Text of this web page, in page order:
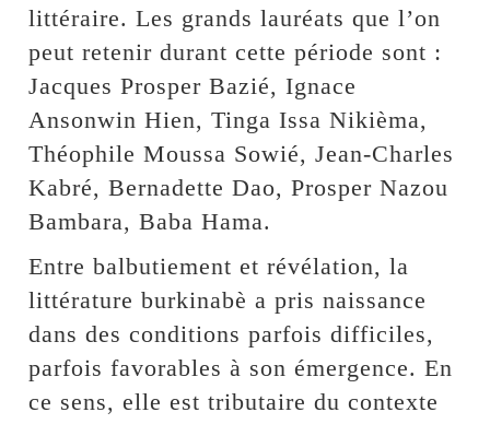
littéraire. Les grands lauréats que l’on
peut retenir durant cette période sont :
Jacques Prosper Bazié, Ignace
Ansonwin Hien, Tinga Issa Nikièma,
Théophile Moussa Sowié, Jean-Charles
Kabré, Bernadette Dao, Prosper Nazou
Bambara, Baba Hama.
Entre balbutiement et révélation, la
littérature burkinabè a pris naissance
dans des conditions parfois difficiles,
parfois favorables à son émergence. En
ce sens, elle est tributaire du contexte